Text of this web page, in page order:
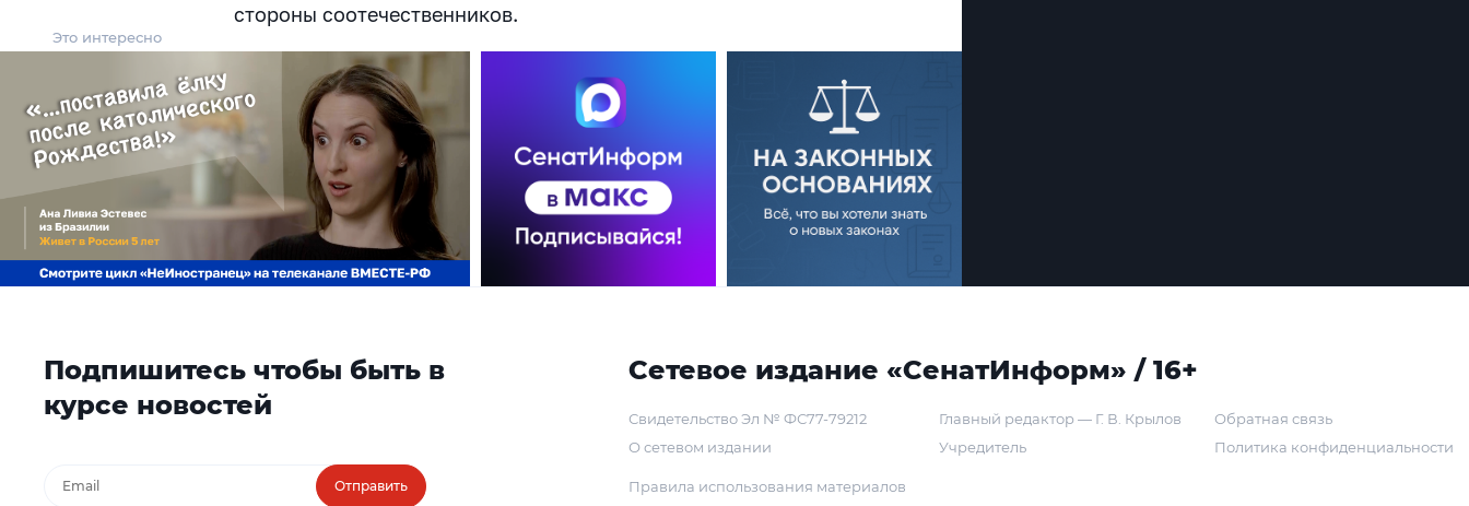
стороны соотечественников.
Это интересно
Подпишитесь чтобы быть в
курсе новостей
Отправить
Сетевое издание «СенатИнформ» / 16+
Свидетельство Эл № ФС77-79212
О сетевом издании
Главный редактор — Г. В. Крылов
Учредитель
Обратная связь
Политика конфиденциальности
Правила использования материалов